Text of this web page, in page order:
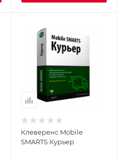
Клеверенс Mobile
SMARTS Курьер